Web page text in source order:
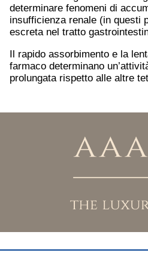
determinare fenomeni di
insufficienza renale (in questi
escreta nel tratto
Il rapido assorbimento e la
farmaco determinano
prolungata rispetto alle altre